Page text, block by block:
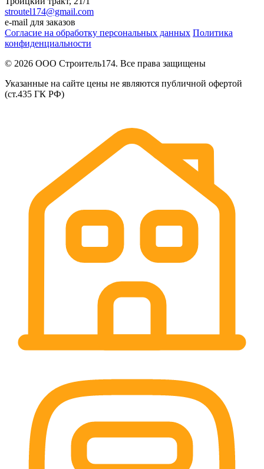
stroutel174@gmail.com
e-mail для заказов
Согласие на обработку персональных данных Политика
конфиденциальности
© 2026 ООО Строитель174. Все права защищены
Указанные на сайте цены не являются публичной офертой
(ст.435 ГК РФ)